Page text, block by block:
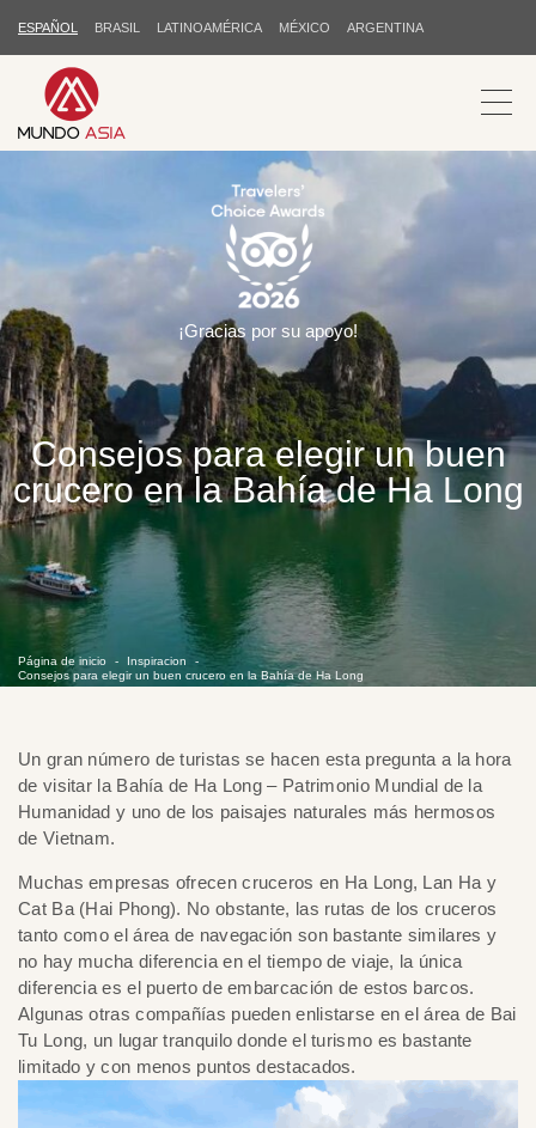
ESPAÑOL BRASIL LATINOAMÉRICA MÉXICO ARGENTINA
Consejos para elegir un buen
crucero en la Bahía de Ha Long
Página de inicio
Inspiracion
Consejos para elegir un buen crucero en la Bahía de Ha Long
¡Gracias por su apoyo!
Un gran número de turistas se hacen esta pregunta a la hora
de visitar la Bahía de Ha Long – Patrimonio Mundial de la
Humanidad y uno de los paisajes naturales más hermosos
de Vietnam.
Muchas empresas ofrecen cruceros en Ha Long, Lan Ha y
Cat Ba (Hai Phong). No obstante, las rutas de los cruceros
tanto como el área de navegación son bastante similares y
no hay mucha diferencia en el tiempo de viaje, la única
diferencia es el puerto de embarcación de estos barcos.
Algunas otras compañías pueden enlistarse en el área de Bai
Tu Long, un lugar tranquilo donde el turismo es bastante
limitado y con menos puntos destacados.